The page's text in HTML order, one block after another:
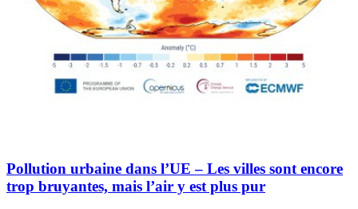
Pollution urbaine dans l’UE – Les villes sont encore
trop bruyantes, mais l’air y est plus pur